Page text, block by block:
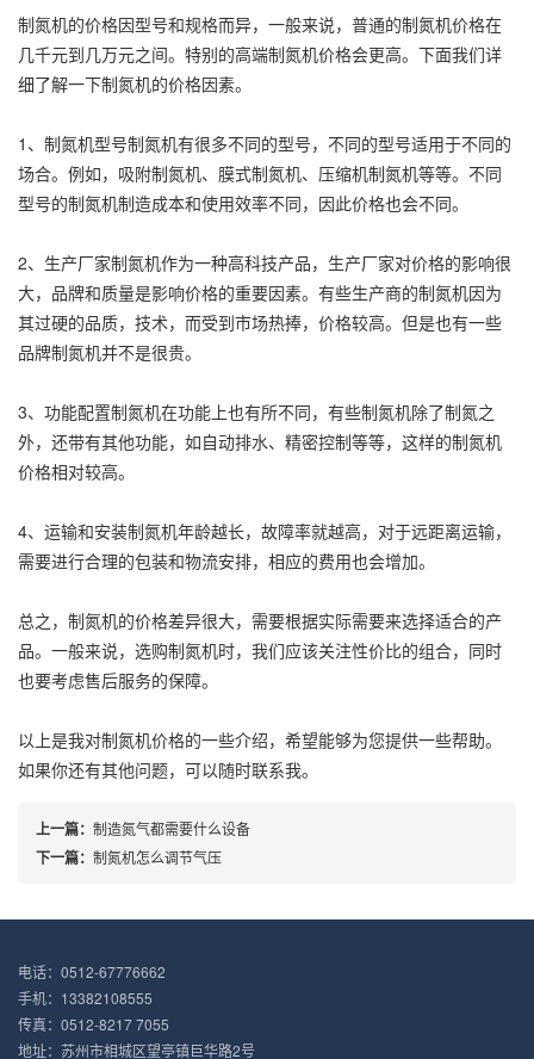
制氮机的价格因型号和规格而异，一般来说，普通的制氮机价格在
几千元到几万元之间。特别的高端制氮机价格会更高。下面我们详
细了解一下制氮机的价格因素。
1、制氮机型号制氮机有很多不同的型号，不同的型号适用于不同的
场合。例如，吸附制氮机、膜式制氮机、压缩机制氮机等等。不同
型号的制氮机制造成本和使用效率不同，因此价格也会不同。
2、生产厂家制氮机作为一种高科技产品，生产厂家对价格的影响很
大，品牌和质量是影响价格的重要因素。有些生产商的制氮机因为
其过硬的品质，技术，而受到市场热捧，价格较高。但是也有一些
品牌制氮机并不是很贵。
3、功能配置制氮机在功能上也有所不同，有些制氮机除了制氮之
外，还带有其他功能，如自动排水、精密控制等等，这样的制氮机
价格相对较高。
4、运输和安装制氮机年龄越长，故障率就越高，对于远距离运输，
需要进行合理的包装和物流安排，相应的费用也会增加。
总之，制氮机的价格差异很大，需要根据实际需要来选择适合的产
品。一般来说，选购制氮机时，我们应该关注性价比的组合，同时
也要考虑售后服务的保障。
以上是我对制氮机价格的一些介绍，希望能够为您提供一些帮助。
如果你还有其他问题，可以随时联系我。
上一篇： 制造氮气都需要什么设备
下一篇： 制氮机怎么调节气压
电话：0512-67776662
手机：13382108555
传真：0512-8217 7055
地址：苏州市相城区望亭镇巨华路2号